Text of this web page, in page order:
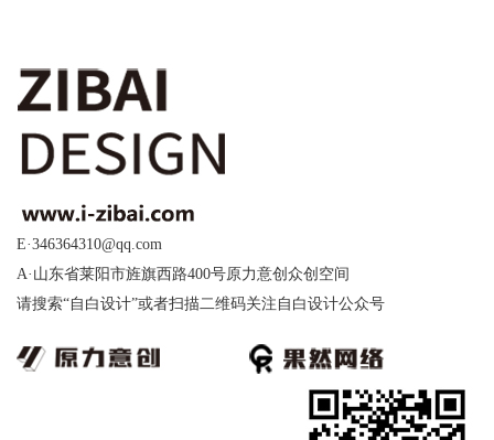
E·346364310@qq.com
A·山东省莱阳市旌旗西路400号原力意创众创空间
请搜索“自白设计”或者扫描二维码关注自白设计公众号